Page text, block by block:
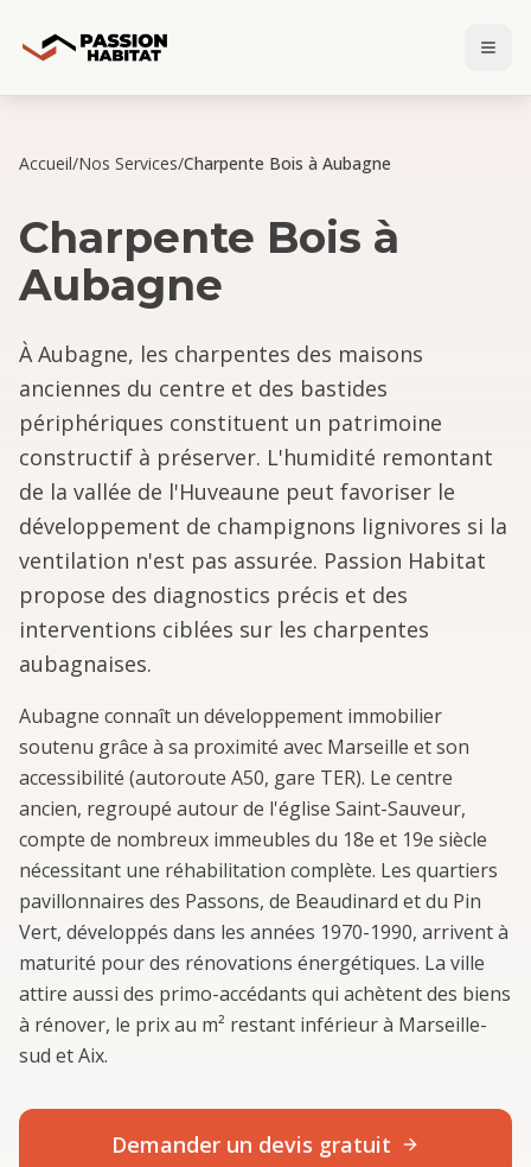
Accueil/Nos Services/Charpente Bois à Aubagne
Charpente Bois à
Aubagne
À Aubagne, les charpentes des maisons
anciennes du centre et des bastides
périphériques constituent un patrimoine
constructif à préserver. L'humidité remontant
de la vallée de l'Huveaune peut favoriser le
développement de champignons lignivores si la
ventilation n'est pas assurée. Passion Habitat
propose des diagnostics précis et des
interventions ciblées sur les charpentes
aubagnaises.
Aubagne connaît un développement immobilier
soutenu grâce à sa proximité avec Marseille et son
accessibilité (autoroute A50, gare TER). Le centre
ancien, regroupé autour de l'église Saint-Sauveur,
compte de nombreux immeubles du 18e et 19e siècle
nécessitant une réhabilitation complète. Les quartiers
pavillonnaires des Passons, de Beaudinard et du Pin
Vert, développés dans les années 1970-1990, arrivent à
maturité pour des rénovations énergétiques. La ville
attire aussi des primo-accédants qui achètent des biens
à rénover, le prix au m² restant inférieur à Marseille-
sud et Aix.
Demander un devis gratuit